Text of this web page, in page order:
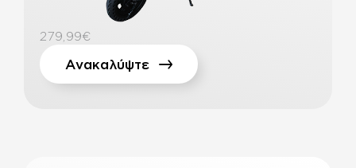
Ανακαλύψτε
279,99€